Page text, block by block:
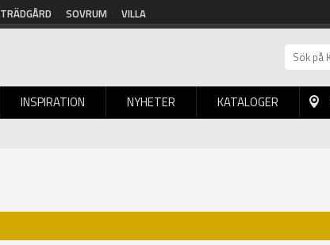
TRÄDGÅRD SOVRUM VILLA
INSPIRATION NYHETER KATALOGER